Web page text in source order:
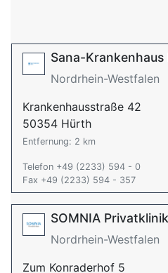
Sana-
Nordrhein-Westfalen
Krankenhausstraße 42
50354 Hürth
Entfernung: 2 km
Telefon +49 (2233) 594 - 0
Fax +49 (2233) 594 - 357
SOMNIA
Nordrhein-Westfalen
Zum Konraderhof 5